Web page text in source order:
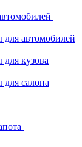
автомобилей
кузова
салона